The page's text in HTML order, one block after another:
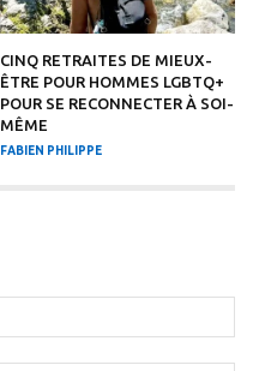
CINQ RETRAITES DE MIEUX-
ÊTRE POUR HOMMES LGBTQ+
POUR SE RECONNECTER À SOI-
MÊME
FABIEN PHILIPPE
: